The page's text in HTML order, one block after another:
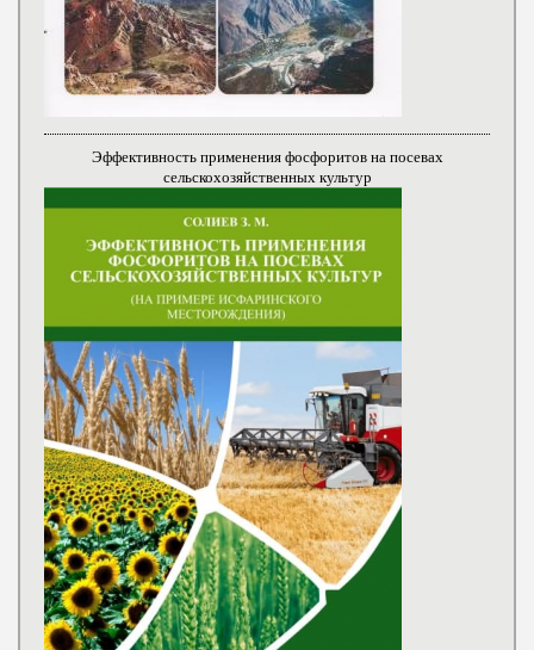
Эффективность применения фосфоритов на посевах
сельскохозяйственных культур